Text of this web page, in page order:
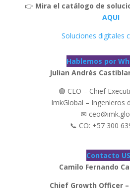
👉 Mira el catálogo de
AQUI
Soluciones digitales
Hablemos por
Julian Andrés
🟢 CEO – Chief
ImkGlobal – Ingenieros
✉
📞 CO: +57 300
Contacto
Camilo Fernando
Chief Growth Officer